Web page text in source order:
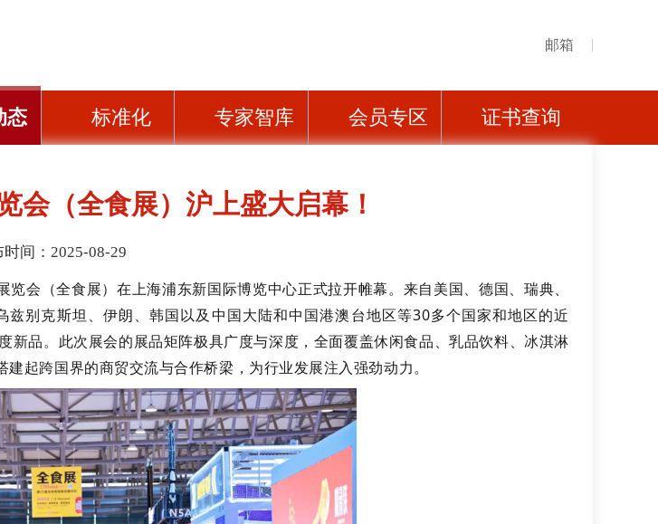
邮箱
态 标准化 专家智库 会员专区 证书查询
会（全食展）沪上盛大启幕！
时间：2025-08-29
会（全食展）在上海浦东新国际博览中心正式拉开帷幕。 来自美国、德国、瑞典、
别克斯坦、伊朗、韩国以及中国大陆和中国港澳台地区等30多个国家和地区的近
品。此次展会的展品矩阵极具广度与深度，全面覆盖休闲食品、乳品饮料、冰淇淋
起跨国界的商贸交流与合作桥梁，为行业发展注入强劲动力。